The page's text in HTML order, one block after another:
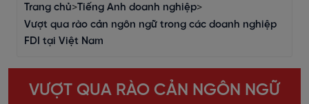
Trang chủ>Tiếng Anh doanh nghiệp>
Vượt qua rào cản ngôn ngữ trong các doanh nghiệp
FDI tại Việt Nam
VƯỢT QUA RÀO CẢN NGÔN NGỮ